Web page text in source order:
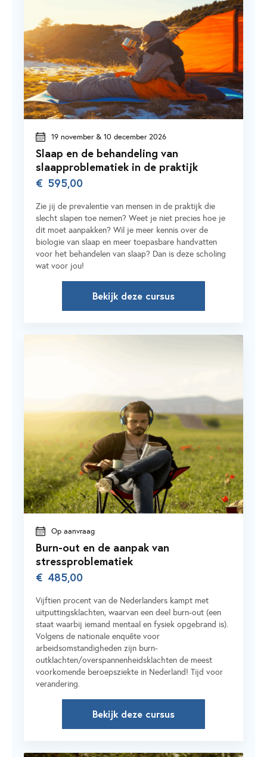
19 november & 10 december 2026
Slaap en de behandeling van
slaapproblematiek in de praktijk
€ 595,00
Zie jij de prevalentie van mensen in de praktijk die
slecht slapen toe nemen? Weet je niet precies hoe je
dit moet aanpakken? Wil je meer kennis over de
biologie van slaap en meer toepasbare handvatten
voor het behandelen van slaap? Dan is deze scholing
wat voor jou!
Bekijk deze cursus
Op aanvraag
Burn-out en de aanpak van
stressproblematiek
€ 485,00
Vijftien procent van de Nederlanders kampt met
uitputtingsklachten, waarvan een deel burn-out (een
staat waarbij iemand mentaal en fysiek opgebrand is).
Volgens de nationale enquête voor
arbeidsomstandigheden zijn burn-
outklachten/overspannenheidsklachten de meest
voorkomende beroepsziekte in Nederland! Tijd voor
verandering.
Bekijk deze cursus